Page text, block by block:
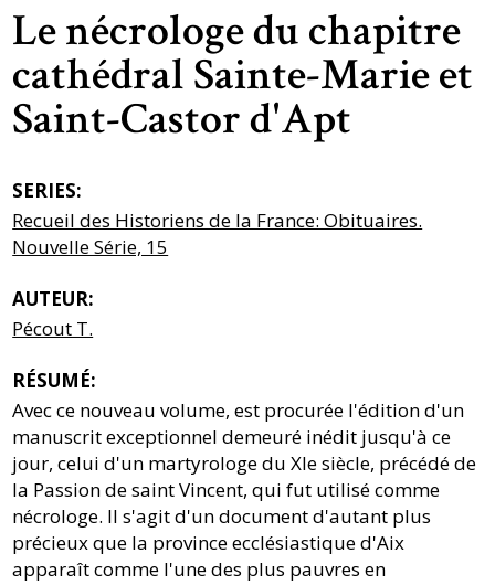
Le nécrologe du chapitre
cathédral Sainte-Marie et
Saint-Castor d'Apt
SERIES:
Recueil des Historiens de la France: Obituaires.
Nouvelle Série, 15
AUTEUR:
Pécout T.
RÉSUMÉ:
Avec ce nouveau volume, est procurée l'édition d'un
manuscrit exceptionnel demeuré inédit jusqu'à ce
jour, celui d'un martyrologe du XIe siècle, précédé de
la Passion de saint Vincent, qui fut utilisé comme
nécrologe. Il s'agit d'un document d'autant plus
précieux que la province ecclésiastique d'Aix
apparaît comme l'une des plus pauvres en